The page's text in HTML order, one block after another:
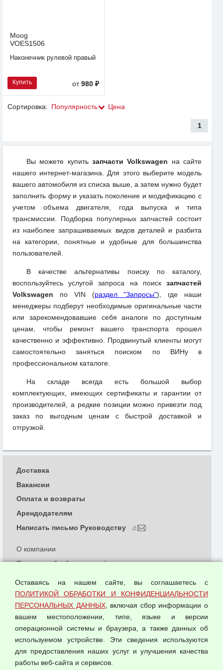
Moog
VOES1506
Наконечник рулевой правый
Купить от980 ₽
Сортировка: Популярность Цена
1
Вы можете купить запчасти Volkswagen на сайте
нашего интернет-магазина. Для этого выберите модель
вашего автомобиля из списка выше, а затем нужно будет
заполнить форму и указать поколение и модификацию с
учетом объема двигателя, года выпуска и типа
трансмиссии. Подборка популярных запчастей состоит
из наиболее запрашиваемых видов деталей и разбита
на категории, понятные и удобные для большинства
пользователей.
В качестве альтернативы поиску по каталогу,
воспользуйтесь услугой запроса на поиск запчастей
Volkswagen по VIN (раздел "Запросы"), где наши
менеджеры подберут необходимые оригинальные части
или зарекомендовавшие себя аналоги по доступным
ценам, чтобы ремонт вашего транспорта прошел
качественно и эффективно. Продвинутый клиенты могут
самостоятельно заняться поиском по ВИНу в
профессиональном каталоге.
На складе всегда есть большой выбор
комплектующих, имеющих сертификаты и гарантии от
производителей, а редкие позиции можно привезти под
заказ по выгодным ценам с быстрой доставкой и
отгрузкой.
© 2026 ООО "Феникс"
О компании
Политика обработки и конфиденциальности
Согласием на обработку персональных данных
Оферта оптовой купли-продажи
Публичная оферта
Доставка
Вакансии
Оплата и возвраты
Арендодателям
Написать письмо Руководству
Оставаясь на нашем сайте, вы соглашаетесь с
ПОЛИТИКОЙ ОБРАБОТКИ И КОНФИДЕНЦИАЛЬНОСТИ
ПЕРСОНАЛЬНЫХ ДАННЫХ, включая сбор информации о
вашем местоположении, типе, языке и версии
операционной системы и браузера, а также данных об
используемом устройстве. Эти сведения используются
для предоставления наших услуг и улучшения качества
работы веб-сайта и сервисов.